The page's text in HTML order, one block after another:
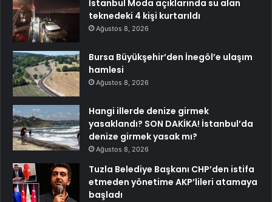
İstanbul Moda açıklarında su alan
teknedeki 4 kişi kurtarıldı
Ağustos 8, 2026
Bursa Büyükşehir’den İnegöl’e ulaşım
hamlesi
Ağustos 8, 2026
Hangi illerde denize girmek
yasaklandı? SON DAKİKA! İstanbul’da
denize girmek yasak mı?
Ağustos 8, 2026
Tuzla Belediye Başkanı CHP’den istifa
etmeden yönetime AKP’lileri atamaya
başladı